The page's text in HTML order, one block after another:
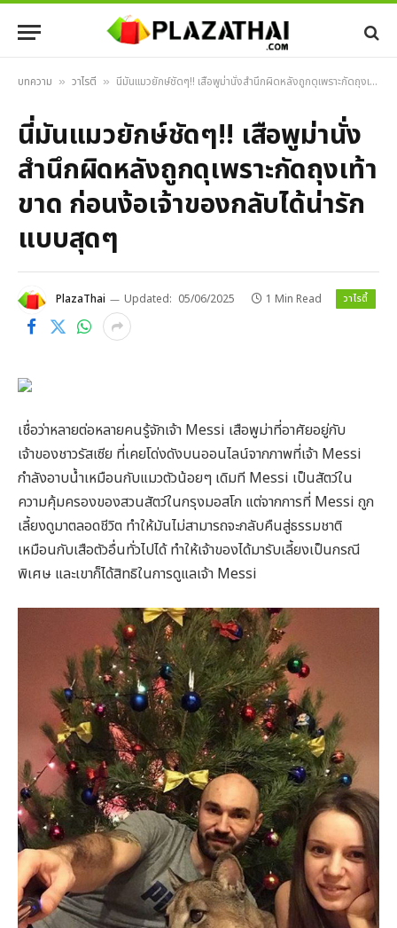
บทความ » วาไรตี้ » นี่มันแมวยักษ์ชัดๆ!! เสือพูม่านั่งสำนึกผิดหลังถูกดุเพราะกัดถุงเท้าขาด ก่อนง้อเจ้าของกลับได้น่ารักแบบสุดๆ
นี่มันแมวยักษ์ชัดๆ!! เสือพูม่านั่ง
สำนึกผิดหลังถูกดุเพราะกัดถุงเท้า
ขาด ก่อนง้อเจ้าของกลับได้น่ารัก
แบบสุดๆ
PlazaThai Updated: 05/06/2025 1 Min Read วาไรตี้
เชื่อว่าหลายต่อหลายคนรู้จักเจ้า Messi เสือพูม่าที่อาศัยอยู่กับ
เจ้าของชาวรัสเซีย ที่เคยโด่งดังบนออนไลน์จากภาพที่เจ้า Messi
กำลังอาบน้ำเหมือนกับแมวตัวน้อยๆ เดิมที Messi เป็นสัตว์ใน
ความคุ้มครองของสวนสัตว์ในกรุงมอสโก แต่จากการที่ Messi ถูก
เลี้ยงดูมาตลอดชีวิต ทำให้มันไม่สามารถจะกลับคืนสู่ธรรมชาติ
เหมือนกับเสือตัวอื่นทั่วไปได้ ทำให้เจ้าของได้มารับเลี้ยงเป็นกรณี
พิเศษ และเขาก็ได้สิทธิในการดูแลเจ้า Messi